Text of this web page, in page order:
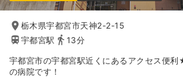
栃木県宇都宮市天神2-2-15
宇都宮駅
13分
宇都宮市の宇都宮駅近くにあるアクセス便
の病院です！